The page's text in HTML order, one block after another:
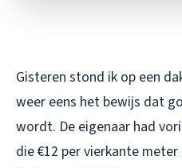
Gisteren stond ik op een
weer eens het bewijs dat
wordt. De eigenaar had
die €12 per vierkante